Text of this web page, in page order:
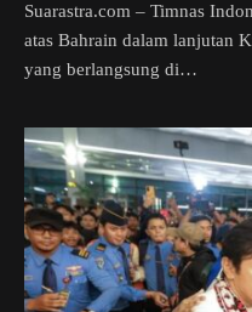
Suarastra.com – Timnas
atas Bahrain dalam lanjutan
yang berlangsung di…